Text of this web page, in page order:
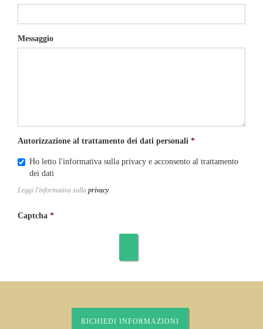
Messaggio
Autorizzazione al trattamento dei dati personali
Ho letto l'informativa sulla privacy e acconsento al trattamento
dei dati
Leggi l'informativa sulla privacy.
Captcha
RICHIEDI INFORMAZIONI